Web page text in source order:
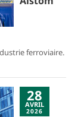
ferroviaire.
28
AVRIL
2026